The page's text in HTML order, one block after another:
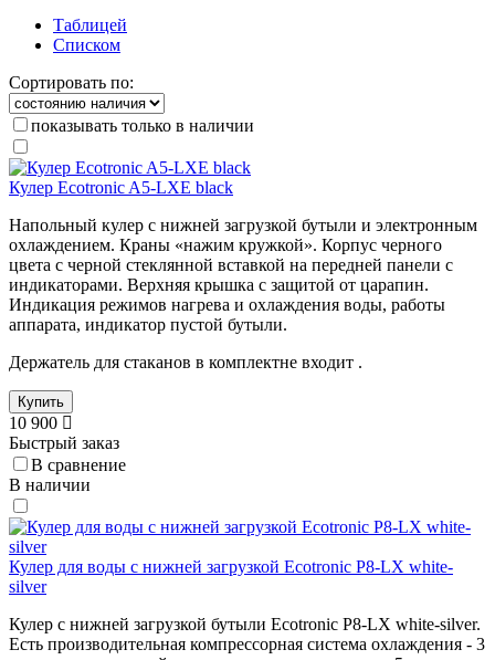
Таблицей
Списком
Сортировать по:
показывать только в наличии
Кулер Ecotronic A5-LXE black
Напольный кулер с нижней загрузкой бутыли и электронным
охлаждением. Краны «нажим кружкой». Корпус черного
цвета с черной стеклянной вставкой на передней панели с
индикаторами. Верхняя крышка с защитой от царапин.
Индикация режимов нагрева и охлаждения воды, работы
аппарата, индикатор пустой бутыли.
Держатель для стаканов в комплектне входит .
Купить
10 900
Быстрый заказ
В сравнение
В наличии
Кулер для воды с нижней загрузкой Ecotronic P8-LX white-
silver
Кулер с нижней загрузкой бутыли Ecotronic P8-LX white-silver.
Есть производительная компрессорная система охлаждения - 3